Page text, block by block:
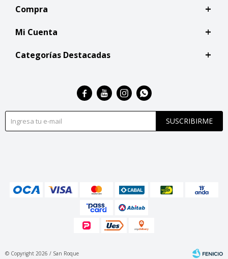
Compra
Mi Cuenta
Categorías Destacadas
SUSCRIBIRME
   
© Copyright 2026 / San Roque